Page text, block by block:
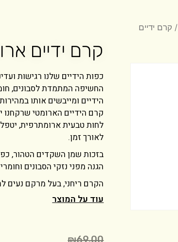
/ קרם ידיים
קרם ידיים
כפות הידיים שלנו רגישות
החשיפה המתמדת לסבונים,
הידיים ומייבשים אותו
קרם הידיים הארומטי שרקחנו
לחות טבעית ארומתרפית, יטפל
לאורך זמן.
בזכות שמן השקדים הטהור,
הגנה מפני נזקי הסבונים וחומרי
הקרם ריחני, בעל מרקם נעים
עוד על המוצר